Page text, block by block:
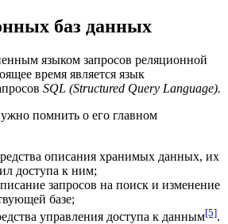
баз данных
языком запросов реляционной
время является язык
SQL (Structured Query Language).
помнить о его главном
описания хранимых данных, их
доступа к ним;
запросов на поиск и изменение
базе;
управления доступа к данным[5].